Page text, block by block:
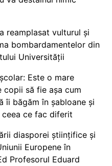
reamplasat vulturul și
bombardamentelor din
Universității
Este o mare
copii să fie așa cum
îi băgăm în șabloane și
ce fac diferit
diasporei științifice și
Europene în
Profesorul Eduard